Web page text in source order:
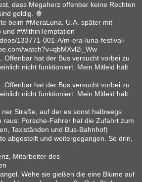
dass Megaherz offenbar keine Rechten
goldig. 🍿
beim #MeraLuna. U.A. später mit
#WithinTemptation
133771-001-A/m-era-luna-festival-
watch?v=qbMXvl2i_Ww
Offenbar hat der Bus versucht vorbei zu
nicht funktioniert. Mein Mitleid hält
Offenbar hat der Bus versucht vorbei zu
nicht funktioniert. Mein Mitleid hält
Straße, auf der es sonst halbwegs
raus: Porsche-Fahrer hat die Zufahrt zum
Taxiständen und Bus-Bahnhof)
abgestellt und weitergegangen. So drin,
Mitarbeiter des
Wehe sie gießen die eine Blume auf